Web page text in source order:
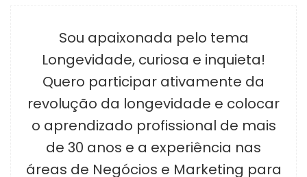
Sou apaixonada pelo tema
Longevidade, curiosa e inquieta!
Quero participar ativamente da
revolução da longevidade e colocar
o aprendizado profissional de mais
de 30 anos e a experiência nas
áreas de Negócios e Marketing para